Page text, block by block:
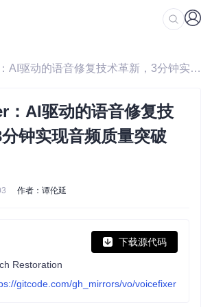
/ VoiceFixer：AI驱动的语音修复技术革新，3分钟实现音频质量突破90%
：AI驱动的语音修复技
钟实现音频质量突破
作者：谭伦延
下载源代码
Restoration
gitcode.com/gh_mirrors/vo/voicefixer